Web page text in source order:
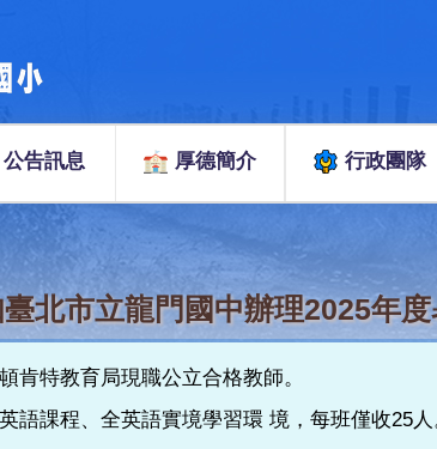
公告訊息 厚德簡介 行政團隊
北市立龍門國中辦理2025年
肯特教育局現職公立合格教師。
語課程、全英語實境學習環 境，每班僅收25